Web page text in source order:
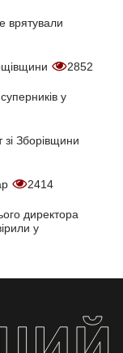
врятували
2852
у
Зборівщини
2414
директора
у